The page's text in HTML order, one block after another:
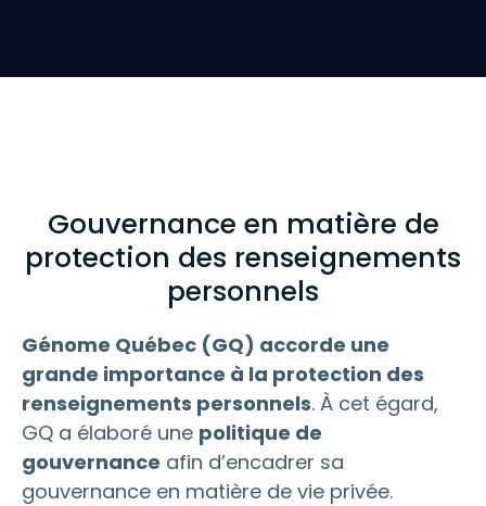
Gouvernance en matière de
protection des renseignements
personnels
Génome Québec (GQ) accorde une
grande importance à la protection des
renseignements personnels. À cet égard,
GQ a élaboré une politique de
gouvernance afin d’encadrer sa
gouvernance en matière de vie privée.